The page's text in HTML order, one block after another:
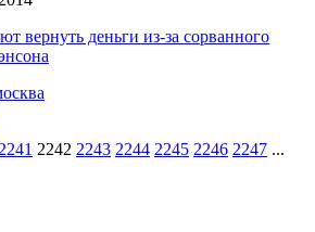
вернуть деньги из-за сорванного
2242 2243 2244 2245 2246 2247 ...